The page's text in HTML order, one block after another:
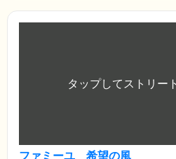
ファミーユ 希望の風